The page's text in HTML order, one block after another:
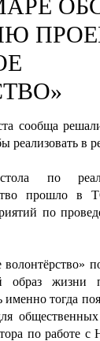
сообща
реализовать в
по
прошло
по
образ жизни
тогда
общественных
по работе